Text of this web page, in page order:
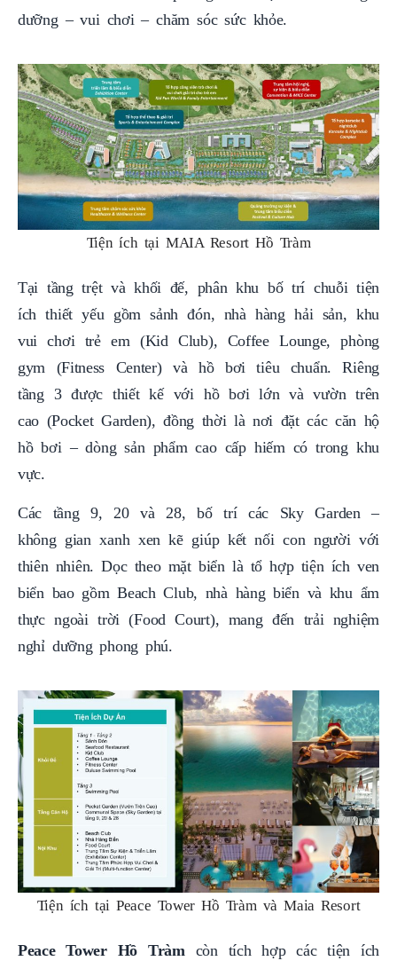
dưỡng – vui chơi – chăm sóc sức khỏe.
Tiện ích tại MAIA Resort Hồ Tràm
Tại tầng trệt và khối đế, phân khu bố trí chuỗi tiện
ích thiết yếu gồm sảnh đón, nhà hàng hải sản, khu
vui chơi trẻ em (Kid Club), Coffee Lounge, phòng
gym (Fitness Center) và hồ bơi tiêu chuẩn. Riêng
tầng 3 được thiết kế với hồ bơi lớn và vườn trên
cao (Pocket Garden), đồng thời là nơi đặt các căn hộ
hồ bơi – dòng sản phẩm cao cấp hiếm có trong khu
vực.
Các tầng 9, 20 và 28, bố trí các Sky Garden –
không gian xanh xen kẽ giúp kết nối con người với
thiên nhiên. Dọc theo mặt biển là tổ hợp tiện ích ven
biển bao gồm Beach Club, nhà hàng biển và khu ẩm
thực ngoài trời (Food Court), mang đến trải nghiệm
nghỉ dưỡng phong phú.
Tiện ích tại Peace Tower Hồ Tràm và Maia Resort
Peace Tower Hồ Tràmcòn tích hợp các tiện ích